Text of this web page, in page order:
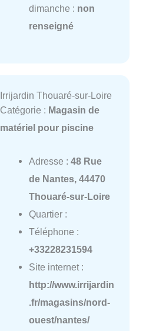
dimanche : non
renseigné
Irrijardin Thouaré-sur-Loire
Catégorie : Magasin de
matériel pour piscine
Adresse : 48 Rue
de Nantes, 44470
Thouaré-sur-Loire
Quartier :
Téléphone :
+33228231594
Site internet :
http://www.irrijardin
.fr/magasins/nord-
ouest/nantes/